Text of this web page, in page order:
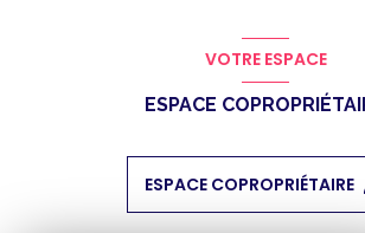
VOTRE ESPACE
ESPACE
ESPACE COPROPRIÉTAIRE